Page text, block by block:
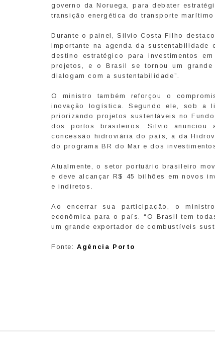
governo da Noruega, para debater
transição energética do transporte
Durante o painel, Silvio Costa Filho
importante na agenda da
destino estratégico para investimentos
projetos, e o Brasil se tornou um
dialogam com a sustentabilidade”.
O ministro também reforçou o
inovação logística. Segundo ele, sob a
priorizando projetos sustentáveis no
dos portos brasileiros. Silvio anunciou
concessão hidroviária do país, a da
do programa BR do Mar e dos
Atualmente, o setor portuário brasileiro
e deve alcançar R$ 45 bilhões em novos
e indiretos.
Ao encerrar sua participação, o
econômica para o país. “O Brasil tem
um grande exportador de combustíveis
Fonte:Agência Porto